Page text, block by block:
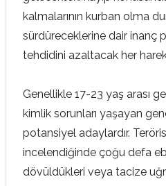
kalmalarının kurban olma
sürdüreceklerine dair inanç
tehdidini azaltacak her
Genellikle 17-23 yaş arası
kimlik sorunları yaşayan
potansiyel adaylardır.
incelendiğinde çoğu defa
dövüldükleri veya tacize